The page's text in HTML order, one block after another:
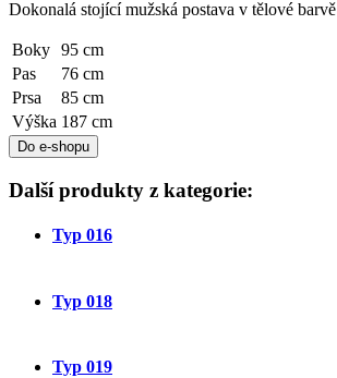
Dokonalá stojící mužská postava v tělové
Boky 95 cm
Pas
76 cm
Prsa
85 cm
Výška 187 cm
Do e-shopu
Další produkty z kategorie:
Typ 016
Typ 018
Typ 019